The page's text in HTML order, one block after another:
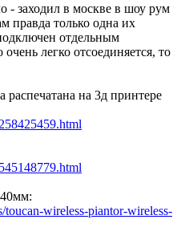
- заходил в москве в шоу рум
правда только одна их
отдельным
легко отсоединяется, то
на 3д принтере
toucan-wireless-piantor-wireless-